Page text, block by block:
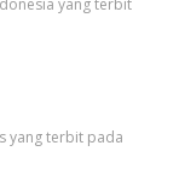
yang terbit
yang terbit pada